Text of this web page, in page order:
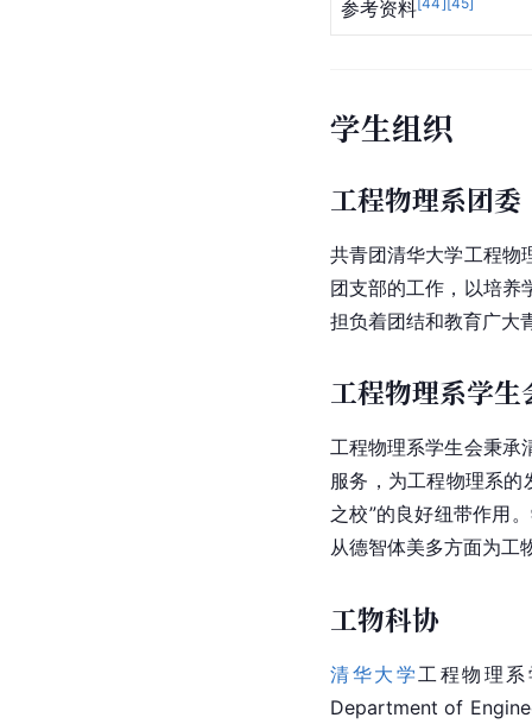
参考资料
学生组织
工程物理系团委
共青团清华大学工程物
团支部的工作，以培养
担负着团结和教育广大
工程物理系学生
工程物理系学生会秉承
服务，为工程物理系的
之校”的良好纽带作用
从德智体美多方面为工
工物科协
清华大学 工程物理
Department of